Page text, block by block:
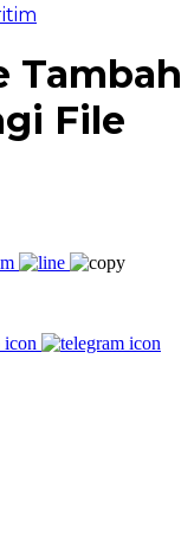
Tambah
File